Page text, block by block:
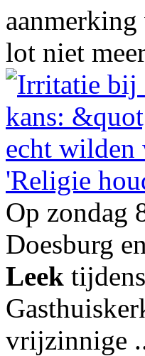
lot niet
'Religie
Op zondag
Doesburg
Leek
vrijzinnige